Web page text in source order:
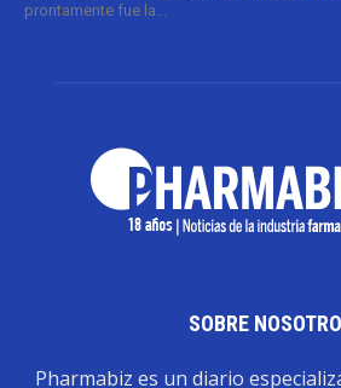
prontamente fue la...
SOBRE
Pharmabiz es un diario